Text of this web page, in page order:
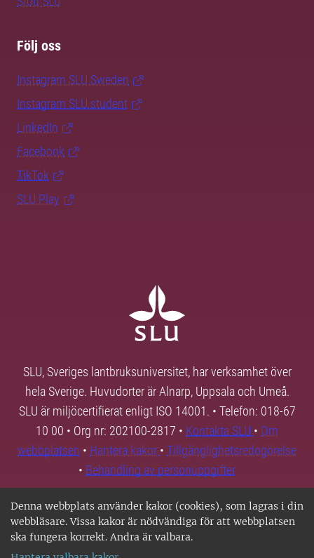
Denna webbplats använder kakor (cookies), som lagras i din
webbläsare. Vissa kakor är nödvändiga för att webbplatsen
ska fungera korrekt. Andra är valbara.
Följ oss
Instagram SLU.Sweden
Instagram SLU.student
LinkedIn
Facebook
TikTok
SLU Play
SLU, Sveriges lantbruksuniversitet, har verksamhet över
hela Sverige. Huvudorter är Alnarp, Uppsala och Umeå.
SLU är miljöcertifierat enligt ISO 14001. • Telefon: 018-67
10 00 • Org nr: 202100-2817 • Kontakta SLU • Om
webbplatsen • Hantera kakor • Tillgänglighetsredogörelse
• Behandling av personuppgifter